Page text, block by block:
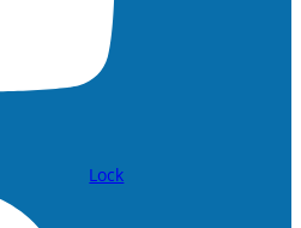
Lock